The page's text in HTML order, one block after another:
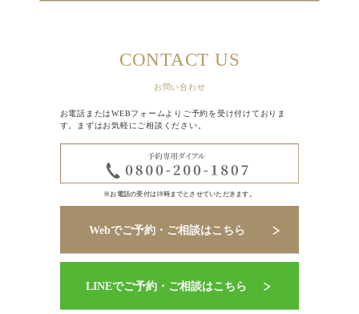
CONTACT US
お問い合わせ
お電話またはWEBフォームよりご予約を受け付けておりま
す。まずはお気軽にご相談ください。
※お電話の受付は19時までとさせていただきます。